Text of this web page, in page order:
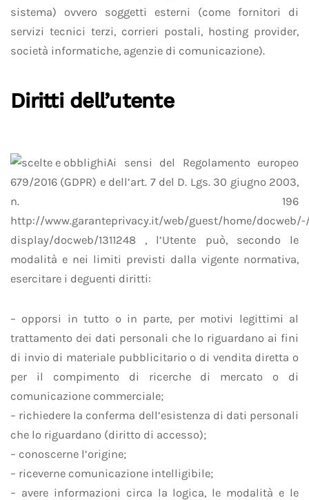
sistema) ovvero soggetti esterni (come fornitori di
servizi tecnici terzi, corrieri postali, hosting provider,
società informatiche, agenzie di comunicazione).
Diritti dell’utente
Ai sensi del Regolamento europeo
679/2016 (GDPR) e dell’art. 7 del D. Lgs. 30 giugno 2003,
n. 196
http://www.garanteprivacy.it/web/guest/home/
display/docweb/1311248 , l’Utente può, secondo le
modalità e nei limiti previsti dalla vigente normativa,
esercitare i deguenti diritti:
– opporsi in tutto o in parte, per motivi legittimi al
trattamento dei dati personali che lo riguardano ai fini
di invio di materiale pubblicitario o di vendita diretta o
per il compimento di ricerche di mercato o di
comunicazione commerciale;
– richiedere la conferma dell’esistenza di dati personali
che lo riguardano (diritto di accesso);
– conoscerne l’origine;
– riceverne comunicazione intelligibile;
– avere informazioni circa la logica, le modalità e le